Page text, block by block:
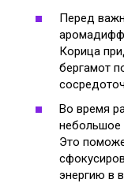
Перед
Корица
бергамот
Во время
небольшое
Это
энергию в